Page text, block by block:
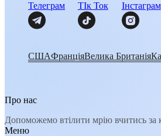
СШАФранціяВелика Британія
Телеграм ТІк Ток Інстаграм
Про нас
Допоможемо втілити мрію вчитись за
Меню